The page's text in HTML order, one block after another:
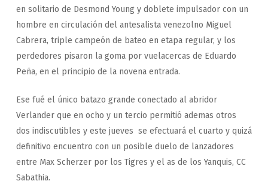
en solitario de Desmond Young y doblete impulsador con un
hombre en circulación del antesalista venezolno Miguel
Cabrera, triple campeón de bateo en etapa regular, y los
perdedores pisaron la goma por vuelacercas de Eduardo
Peña, en el principio de la novena entrada.
Ese fué el único batazo grande conectado al abridor
Verlander que en ocho y un tercio permitió ademas otros
dos indiscutibles y este jueves se efectuará el cuarto y quizá
definitivo encuentro con un posible duelo de lanzadores
entre Max Scherzer por los Tigres y el as de los Yanquis, CC
Sabathia.